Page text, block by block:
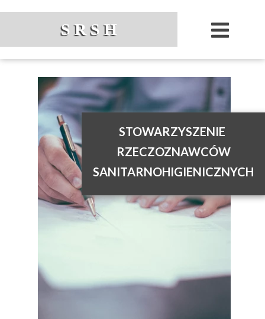
STOWARZYSZENIE
RZECZOZNAWCÓW
SANITARNOHIGIENICZNYCH
S R S H